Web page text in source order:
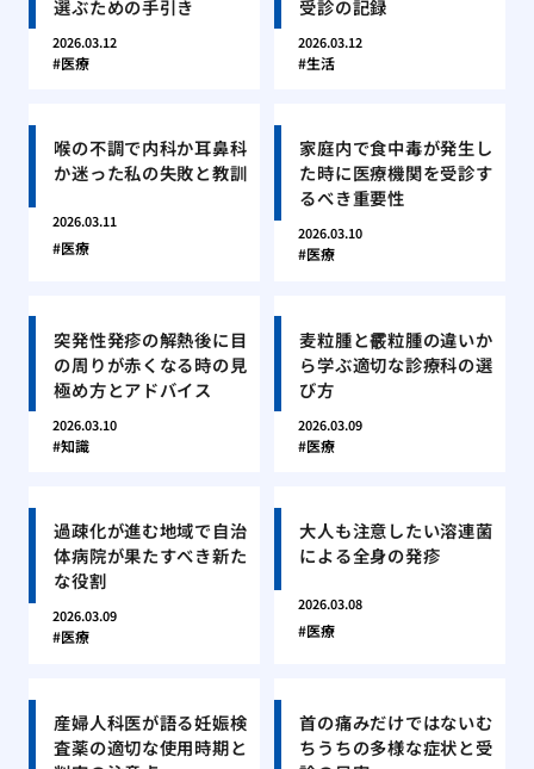
選ぶための手引き
2026.03.12
医療
受診の記録
2026.03.12
生活
喉の不調で内科か耳鼻科
か迷った私の失敗と教訓
2026.03.11
医療
家庭内で食中毒が発生し
た時に医療機関を受診す
るべき重要性
2026.03.10
医療
突発性発疹の解熱後に目
の周りが赤くなる時の見
極め方とアドバイス
2026.03.10
知識
麦粒腫と霰粒腫の違いか
ら学ぶ適切な診療科の選
び方
2026.03.09
医療
過疎化が進む地域で自治
体病院が果たすべき新た
な役割
2026.03.09
医療
大人も注意したい溶連菌
による全身の発疹
2026.03.08
医療
産婦人科医が語る妊娠検
査薬の適切な使用時期と
首の痛みだけではないむ
ちうちの多様な症状と受